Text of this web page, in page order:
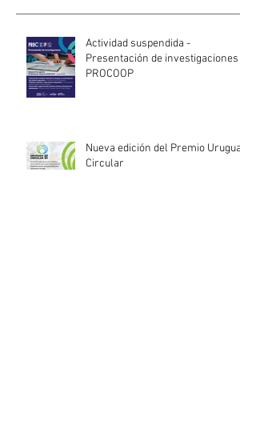
Actividad suspendida -
Presentación de investigaciones -
PROCOOP
Nueva edición del Premio Uruguay
Circular